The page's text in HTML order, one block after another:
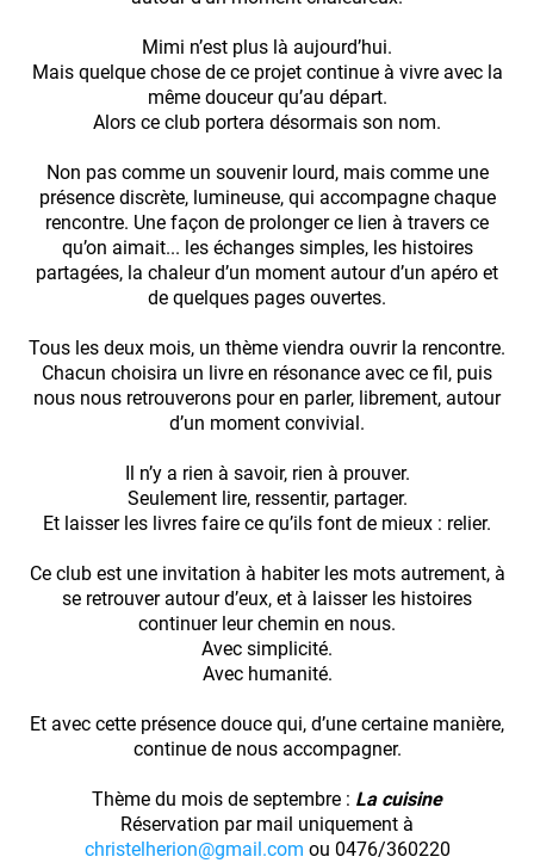
Mimi n’est plus là aujourd’hui.
Mais quelque chose de ce projet continue à vivre avec la
même douceur qu’au départ.
Alors ce club portera désormais son nom.
Non pas comme un souvenir lourd, mais comme une
présence discrète, lumineuse, qui accompagne chaque
rencontre. Une façon de prolonger ce lien à travers ce
qu’on aimait... les échanges simples, les histoires
partagées, la chaleur d’un moment autour d’un apéro et
de quelques pages ouvertes.
Tous les deux mois, un thème viendra ouvrir la rencontre.
Chacun choisira un livre en résonance avec ce fil, puis
nous nous retrouverons pour en parler, librement, autour
d’un moment convivial.
Il n’y a rien à savoir, rien à prouver.
Seulement lire, ressentir, partager.
Et laisser les livres faire ce qu’ils font de mieux : relier.
Ce club est une invitation à habiter les mots autrement, à
se retrouver autour d’eux, et à laisser les histoires
continuer leur chemin en nous.
Avec simplicité.
Avec humanité.
Et avec cette présence douce qui, d’une certaine manière,
continue de nous accompagner.
Thème du mois de septembre : La cuisine
Réservation par mail uniquement à
christelherion@gmail.com ou 0476/360220